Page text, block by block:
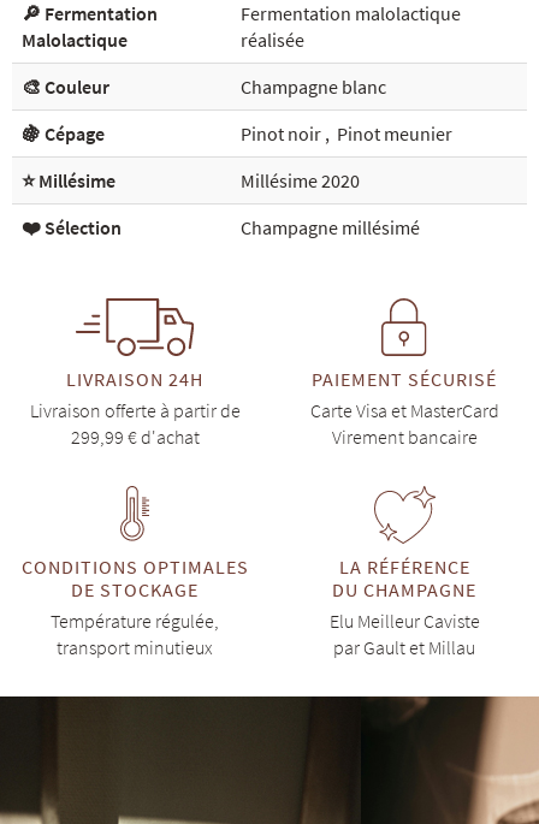
🔎 Fermentation
Malolactique
Fermentation malolactique
réalisée
🎨 Couleur
Champagne blanc
🍇 Cépage
Pinot noir , Pinot meunier
⭐ Millésime
Millésime 2020
❤️ Sélection
Champagne millésimé
LIVRAISON 24H
Livraison offerte à partir de
299,99 € d'achat
PAIEMENT SÉCURISÉ
Carte Visa et MasterCard
Virement bancaire
CONDITIONS OPTIMALES
DE STOCKAGE
Température régulée,
transport minutieux
LA RÉFÉRENCE
DU CHAMPAGNE
Elu Meilleur Caviste
par Gault et Millau